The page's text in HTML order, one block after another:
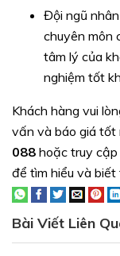
Đội ngũ
chuyên môn
tâm lý của
nghiệm tốt
Khách hàng vui
vấn và báo giá
088 hoặc truy
để tìm hiểu và
Bài Viết Liên